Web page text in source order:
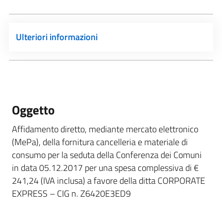
Ulteriori informazioni
Oggetto
Affidamento diretto, mediante mercato elettronico
(MePa), della fornitura cancelleria e materiale di
consumo per la seduta della Conferenza dei Comuni
in data 05.12.2017 per una spesa complessiva di €
241,24 (IVA inclusa) a favore della ditta CORPORATE
EXPRESS – CIG n. Z6420E3ED9